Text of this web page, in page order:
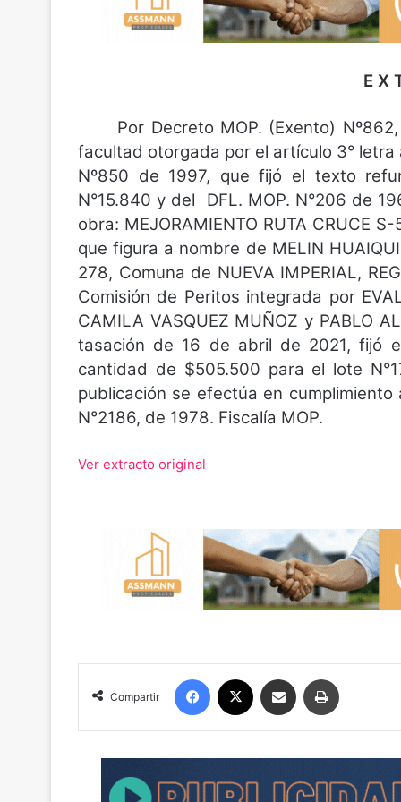
E X
Por Decreto MOP. (Exento) Nº862,
facultad otorgada por el artículo 3° letra
Nº850 de 1997, que fijó el texto
N°15.840 y del DFL. MOP. N°206 de
obra: MEJORAMIENTO RUTA CRUCE
que figura a nombre de MELIN
278, Comuna de NUEVA IMPERIAL,
Comisión de Peritos integrada por
CAMILA VASQUEZ MUÑOZ y PABLO
tasación de 16 de abril de 2021, fijó
cantidad de $505.500 para el lote
publicación se efectúa en
N°2186, de 1978. Fiscalía MOP.
Ver extracto original
Compartir